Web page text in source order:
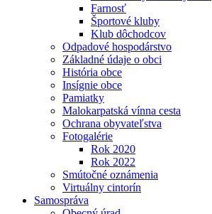
Farnosť
Športové kluby
Klub dôchodcov
Odpadové hospodárstvo
Základné údaje o obci
História obce
Insígnie obce
Pamiatky
Malokarpatská vínna cesta
Ochrana obyvateľstva
Fotogalérie
Rok 2020
Rok 2022
Smútočné oznámenia
Virtuálny cintorín
Samospráva